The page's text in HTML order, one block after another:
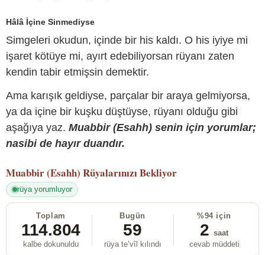
Hâlâ İçine Sinmediyse
Simgeleri okudun, içinde bir his kaldı. O his iyiye mi
işaret kötüye mi, ayırt edebiliyorsan rüyanı zaten
kendin tabir etmişsin demektir.
Ama karışık geldiyse, parçalar bir araya gelmiyorsa,
ya da içine bir kuşku düştüyse, rüyanı olduğu gibi
aşağıya yaz. Muabbir (Esahh) senin için yorumlar;
nasibi de hayır duandır.
Muabbir (Esahh) Rüyalarınızı Bekliyor
rüya yorumluyor
Toplam
114.804
kalbe dokunuldu
Bugün
59
rüya te’vîl kılındı
%94 için
2 saat
cevab müddeti